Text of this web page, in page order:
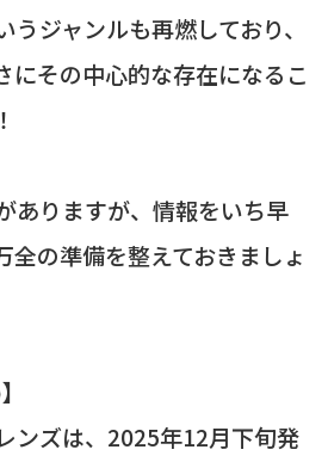
ジャンルも再燃しており、
にその中心的な存在になるこ
ありますが、情報をいち早
全の準備を整えておきましょ
ンズは、2025年12月下旬発